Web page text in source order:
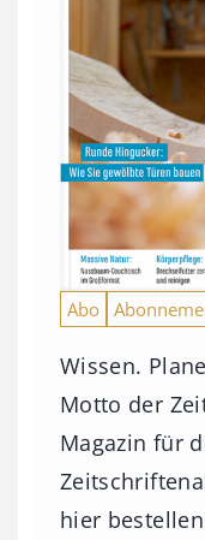
Abo
Wissen.
Motto der
Magazin für
hier